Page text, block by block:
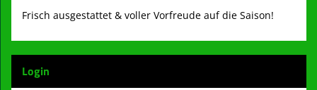
Frisch ausgestattet & voller Vorfreude auf die Saison!
Login